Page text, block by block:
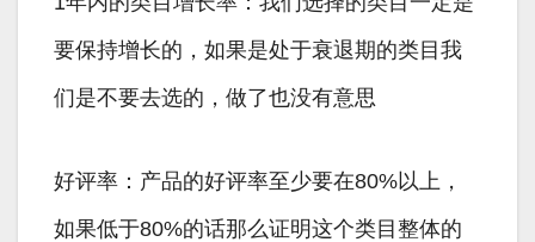
要保持增长的，如果是处于衰退期的类目我
们是不要去选的，做了也没有意思
好评率：产品的好评率至少要在80%以上，
如果低于80%的话那么证明这个类目整体的